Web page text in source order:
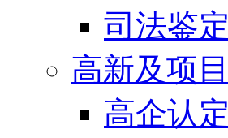
司法鉴定
高新及项目
高企认定